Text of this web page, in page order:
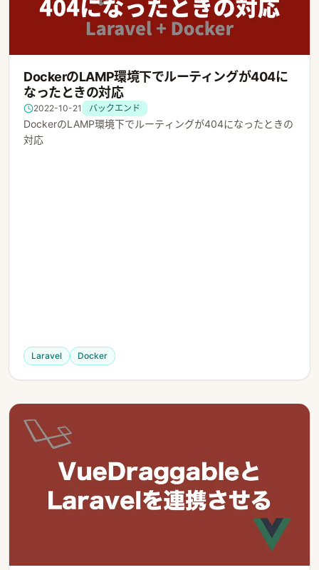
DockerのLAMP環境下でルーティングが404に
なったときの対応
2022-10-21 バックエンド
DockerのLAMP環境下でルーティングが404になったときの
対応
Laravel Docker